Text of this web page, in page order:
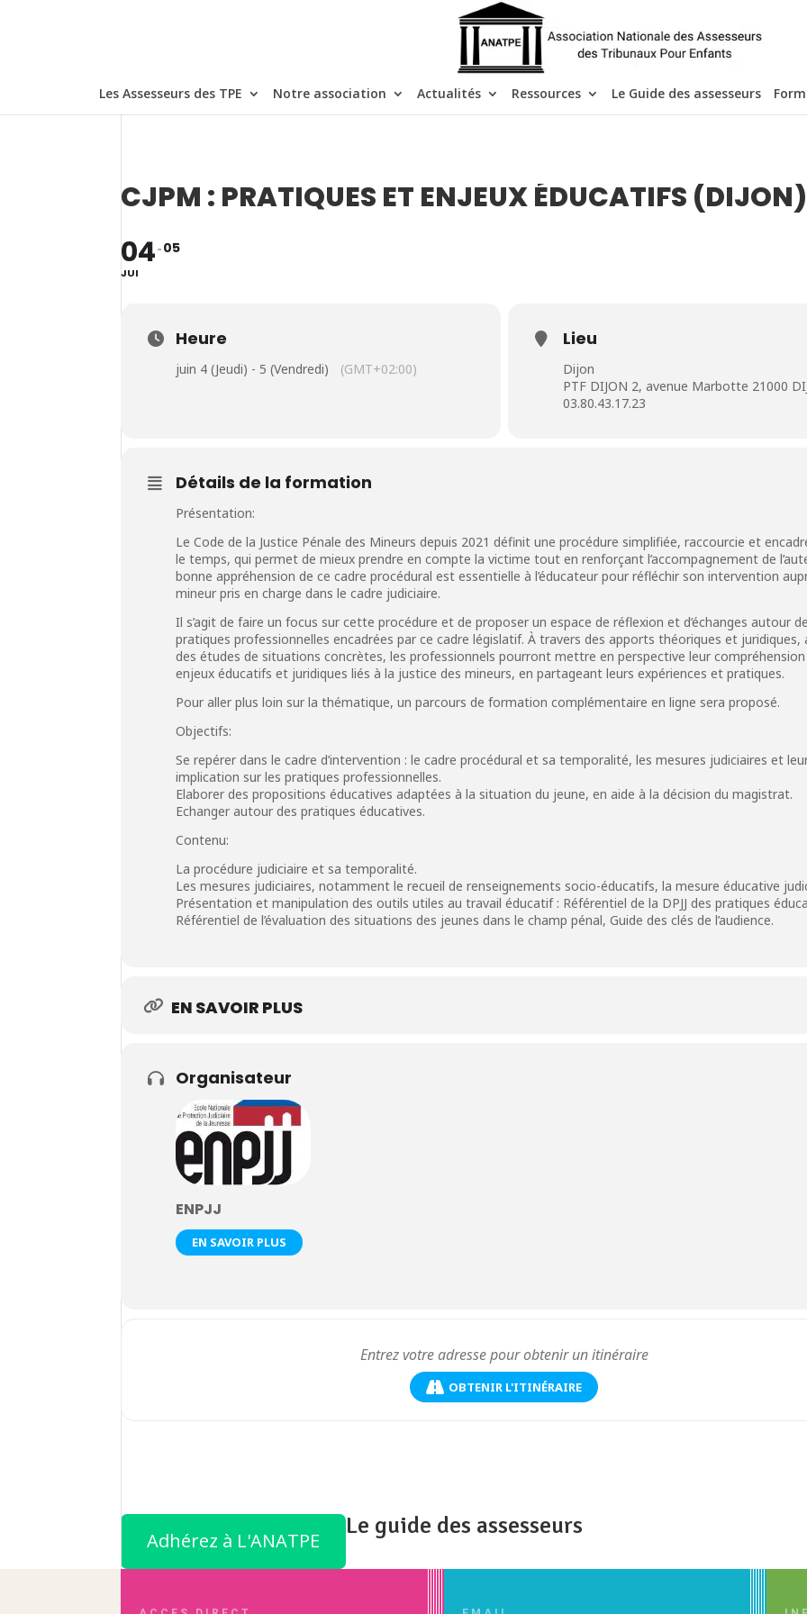
Les Assesseurs des TPE Notre association Actualités Ressources Le Guide des assesseurs
CJPM : PRATIQUES ET ENJEUX ÉDUCATIFS (DIJON)
04
JUI
05
Heure
juin 4 (Jeudi) - 5 (Vendredi) (GMT+02:00)
Lieu
Dijon
PTF DIJON 2, avenue Marbotte 21000
03.80.43.17.23
Détails de la formation
Présentation:
Le Code de la Justice Pénale des Mineurs depuis 2021 définit une procédure simplifiée, raccourcie et
le temps, qui permet de mieux prendre en compte la victime tout en renforçant l’accompagnement de
bonne appréhension de ce cadre procédural est essentielle à l’éducateur pour réfléchir son intervention
mineur pris en charge dans le cadre judiciaire.
Il s’agit de faire un focus sur cette procédure et de proposer un espace de réflexion et d’échanges autour
pratiques professionnelles encadrées par ce cadre législatif. À travers des apports théoriques et juridiques,
des études de situations concrètes, les professionnels pourront mettre en perspective leur compréhension
enjeux éducatifs et juridiques liés à la justice des mineurs, en partageant leurs expériences et pratiques.
Pour aller plus loin sur la thématique, un parcours de formation complémentaire en ligne sera proposé.
Objectifs:
Se repérer dans le cadre d’intervention : le cadre procédural et sa temporalité, les mesures judiciaires et
implication sur les pratiques professionnelles.
Elaborer des propositions éducatives adaptées à la situation du jeune, en aide à la décision du magistrat.
Echanger autour des pratiques éducatives.
Contenu:
La procédure judiciaire et sa temporalité.
Les mesures judiciaires, notamment le recueil de renseignements socio-éducatifs, la mesure éducative
Présentation et manipulation des outils utiles au travail éducatif : Référentiel de la DPJJ des pratiques
Référentiel de l’évaluation des situations des jeunes dans le champ pénal, Guide des clés de l’audience.
EN SAVOIR PLUS
Organisateur
ENPJJ
EN SAVOIR PLUS
OBTENIR L'ITINÉRAIRE
Adhérez à L'ANATPE
Le guide des assesseurs